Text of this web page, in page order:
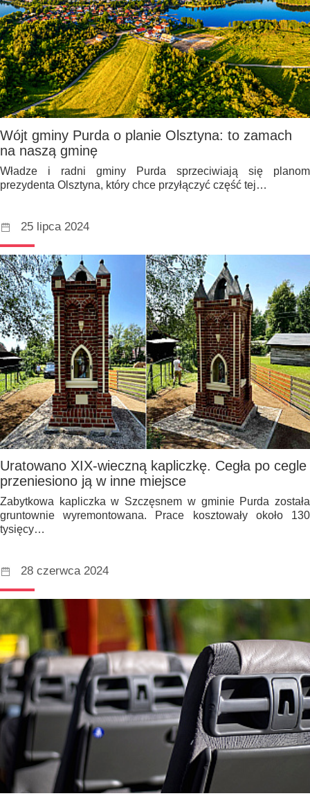
Wójt gminy Purda o planie Olsztyna: to zamach
na naszą gminę
Władze i radni gminy Purda sprzeciwiają się planom
prezydenta Olsztyna, który chce przyłączyć część tej…
25 lipca 2024
Uratowano XIX-wieczną kapliczkę. Cegła po cegle
przeniesiono ją w inne miejsce
Zabytkowa kapliczka w Szczęsnem w gminie Purda została
gruntownie wyremontowana. Prace kosztowały około 130
tysięcy…
28 czerwca 2024